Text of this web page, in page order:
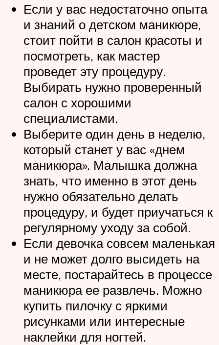
Если у вас недостаточно опыта
и знаний о детском маникюре,
стоит пойти в салон красоты и
посмотреть, как мастер
проведет эту процедуру.
Выбирать нужно проверенный
салон с хорошими
специалистами.
Выберите один день в неделю,
который станет у вас «днем
маникюра». Малышка должна
знать, что именно в этот день
нужно обязательно делать
процедуру, и будет приучаться к
регулярному уходу за собой.
Если девочка совсем маленькая
и не может долго высидеть на
месте, постарайтесь в процессе
маникюра ее развлечь. Можно
купить пилочку с яркими
рисунками или интересные
наклейки для ногтей.